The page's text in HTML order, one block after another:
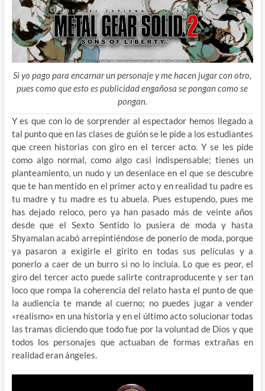
Si yo pago para encarnar un personaje y me hacen jugar con otro,
pues como que esto es publicidad engañosa se pongan como se
pongan.
Y es que con lo de sorprender al espectador hemos llegado a
tal punto que en las clases de guión se le pide a los estudiantes
que creen historias con giro en el tercer acto. Y se les pide
como algo normal, como algo casi indispensable; tienes un
planteamiento, un nudo y un desenlace en el que se descubre
que te han mentido en el primer acto y en realidad tu padre es
tu madre y tu madre es tu abuela. Pues estupendo, pues me
has dejado reloco, pero ya han pasado más de veinte años
desde que el Sexto Sentido lo pusiera de moda y hasta
Shyamalan acabó arrepintiéndose de ponerlo de moda, porque
ya pasaron a exigirle el girito en todas sus películas y a
ponerlo a caer de un burro si no lo incluía. Lo que es peor, el
giro del tercer acto puede salirte contraproducente y ser tan
loco que rompa la coherencia del relato hasta el punto de que
la audiencia te mande al cuerno; no puedes jugar a vender
«realismo» en una historia y en el último acto solucionar todas
las tramas diciendo que todo fue por la voluntad de Dios y que
todos los personajes que actuaban de formas extrañas en
realidad eran ángeles.